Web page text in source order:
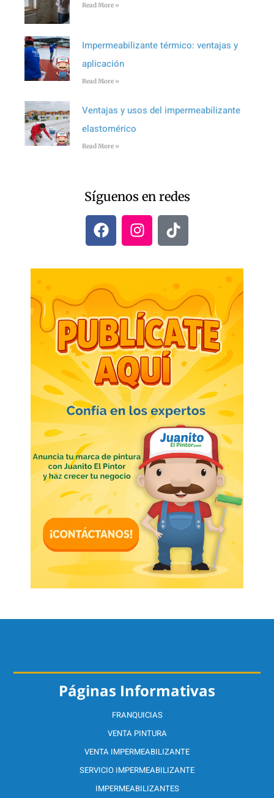
Read More »
Impermeabilizante térmico: ventajas y
aplicación
Read More »
Ventajas y usos del impermeabilizante
elastomérico
Read More »
Síguenos en redes
Páginas Informativas
FRANQUICIAS
VENTA PINTURA
VENTA IMPERMEABILIZANTE
SERVICIO IMPERMEABILIZANTE
IMPERMEABILIZANTES